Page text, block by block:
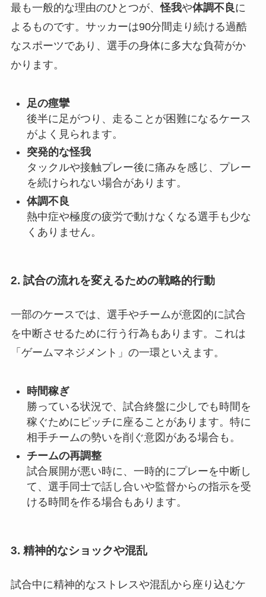
最も一般的な理由のひとつが、怪我や体調不良に
よるものです。サッカーは90分間走り続ける過酷
なスポーツであり、選手の身体に多大な負荷がか
かります。
足の痙攣
後半に足がつり、走ることが困難になるケース
がよく見られます。
突発的な怪我
タックルや接触プレー後に痛みを感じ、プレー
を続けられない場合があります。
体調不良
熱中症や極度の疲労で動けなくなる選手も少な
くありません。
2. 試合の流れを変えるための戦略的行動
一部のケースでは、選手やチームが意図的に試合
を中断させるために行う行為もあります。これは
「ゲームマネジメント」の一環といえます。
時間稼ぎ
勝っている状況で、試合終盤に少しでも時間を
稼ぐためにピッチに座ることがあります。特に
相手チームの勢いを削ぐ意図がある場合も。
チームの再調整
試合展開が悪い時に、一時的にプレーを中断し
て、選手同士で話し合いや監督からの指示を受
ける時間を作る場合もあります。
3. 精神的なショックや混乱
試合中に精神的なストレスや混乱から座り込むケ